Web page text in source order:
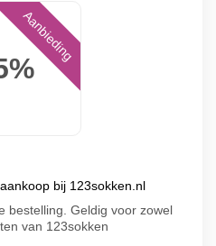
Aanbieding
bij 123sokken.nl
bestelling. Geldig voor zowel
van 123sokken